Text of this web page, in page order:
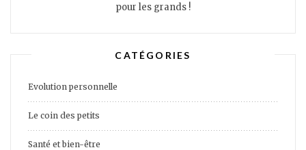
pour les grands !
CATÉGORIES
Evolution personnelle
Le coin des petits
Santé et bien-être